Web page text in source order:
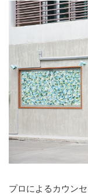
プロによるカウン